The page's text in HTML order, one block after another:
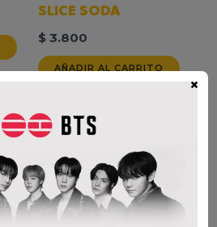
SLICE SODA
$3.800
AÑADIR AL CARRITO
×